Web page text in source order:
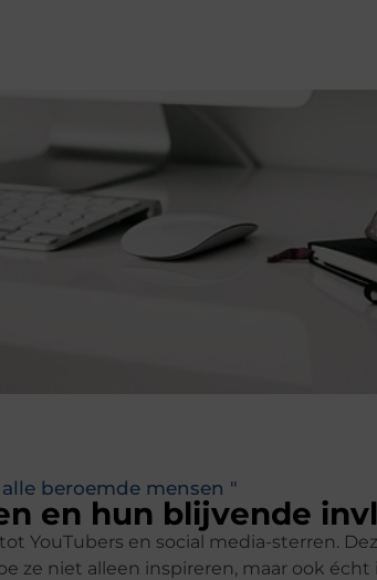
beroemde mensen "
en hun blijvende
YouTubers en social media-sterren.
ze niet alleen inspireren, maar ook